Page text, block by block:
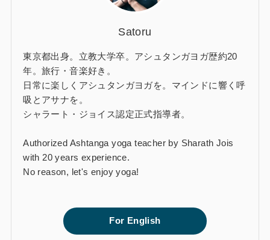
Satoru
東京都出身。立教大学卒。アシュタンガヨガ歴約20
年。旅行・音楽好き。
日常に楽しくアシュタンガヨガを。マインドに響く呼
吸とアサナを。
シャラート・ジョイス認定正式指導者。
Authorized Ashtanga yoga teacher by Sharath Jois
with 20 years experience.
No reason, let's enjoy yoga!
For English